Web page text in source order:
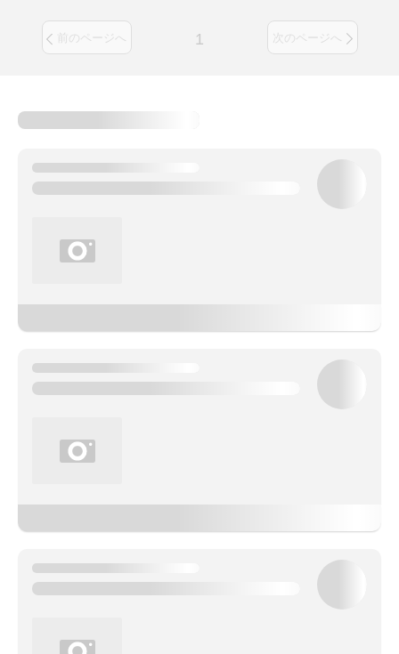
前のページへ 1 次のページへ